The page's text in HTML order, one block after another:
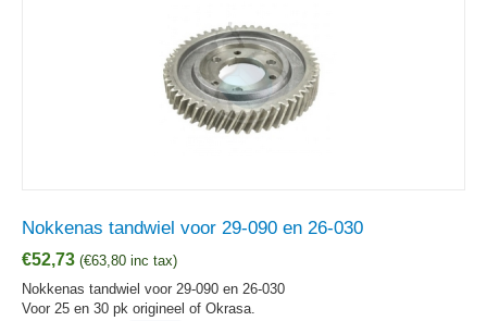
Nokkenas tandwiel voor 29-090 en 26-030
€52,73 (€63,80 inc tax)
Nokkenas tandwiel voor 29-090 en 26-030
Voor 25 en 30 pk origineel of Okrasa.